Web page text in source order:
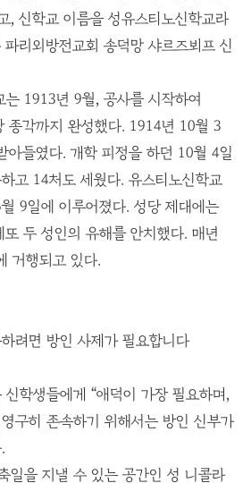
, 신학교 이름을 성유스티노신학교라
리외방전교회 송덕망 샤르즈뵈프 신
는 1913년 9월, 공사를 시작하여
종각까지 완성했다. 1914년 10월 3
아들였다. 개학 피정을 하던 10월 4일
고 14처도 세웠다. 유스티노신학교
9일에 이루어졌다. 성당 제대에는
두 성인의 유해를 안치했다. 매년
거행되고 있다.
려면 방인 사제가 필요합니다
학생들에게 “애덕이 가장 필요하며,
구히 존속하기 위해서는 방인 신부가
일을 지낼 수 있는 공간인 성 니콜라